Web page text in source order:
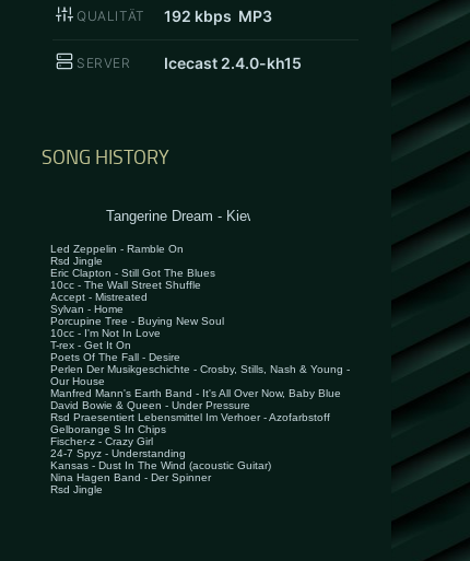
QUALITÄT 192 kbps MP3
SERVER Icecast 2.4.0-kh15
SONG HISTORY